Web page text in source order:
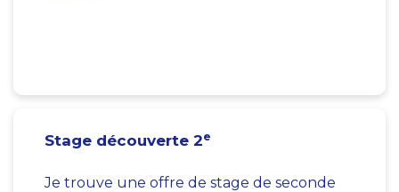
Stage découverte 2e
Je trouve une offre de stage de seconde